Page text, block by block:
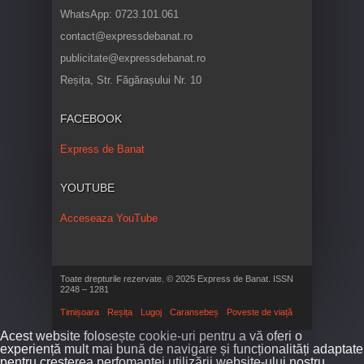
WhatsApp: 0723.101.061
contact@expressdebanat.ro
publicitate@expressdebanat.ro
Reșița, Str. Făgărașului Nr. 10
FACEBOOK
Express de Banat
YOUTUBE
Acceseaza YouTube
Toate drepturile rezervate. © 2025 Express de Banat. ISSN
2248 – 1281
Timișoara Reșița Lugoj Caransebeș Poveste de viață
Acest website folosește cookie-uri pentru a vă oferi o
experiență mult mai bună de navigare și funcționalități adaptate